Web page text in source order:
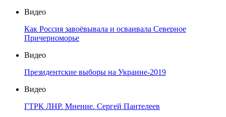
Видео
Как Россия завоёвывала и осваивала Северное
Причерноморье
Видео
Президентские выборы на Украине-2019
Видео
ГТРК ЛНР. Мнение. Сергей Пантелеев